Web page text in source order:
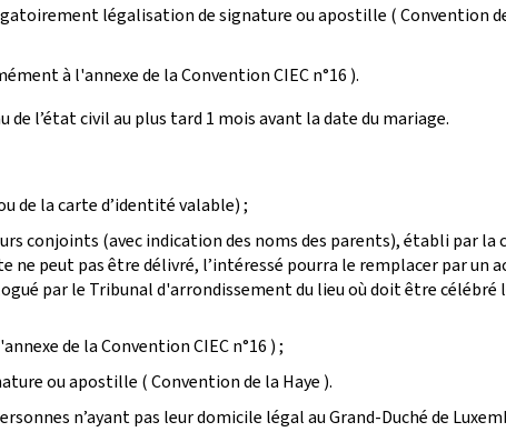
légalisation de signature ou apostille ( Convention de
à l'annexe de la Convention CIEC n°16 ).
de l’état civil au plus tard 1 mois avant la date du mariage.
de la carte d’identité valable) ;
conjoints (avec indication des noms des parents), établi par
ne peut pas être délivré, l’intéressé pourra le remplacer par un
par le Tribunal d'arrondissement du lieu où doit être célébré
de la Convention CIEC n°16 ) ;
ou apostille ( Convention de la Haye ).
n’ayant pas leur domicile légal au Grand-Duché de